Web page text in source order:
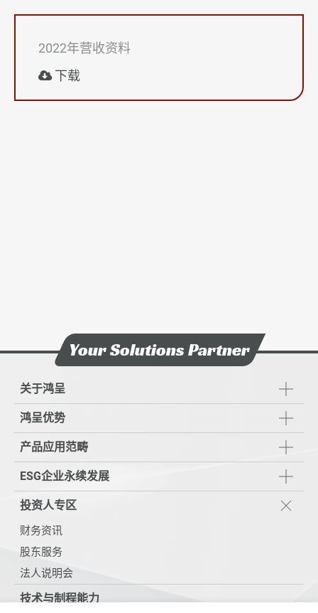
2022年营收资料
下载
Your Solutions Partner
关于鸿呈
鸿呈优势
产品应用范畴
ESG企业永续发展
投资人专区
财务资讯
股东服务
法人说明会
技术与制程能力